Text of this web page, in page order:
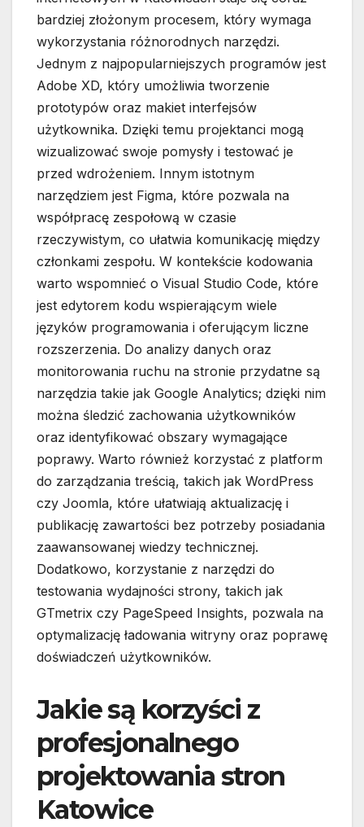
bardziej złożonym procesem, który wymaga
wykorzystania różnorodnych narzędzi.
Jednym z najpopularniejszych programów jest
Adobe XD, który umożliwia tworzenie
prototypów oraz makiet interfejsów
użytkownika. Dzięki temu projektanci mogą
wizualizować swoje pomysły i testować je
przed wdrożeniem. Innym istotnym
narzędziem jest Figma, które pozwala na
współpracę zespołową w czasie
rzeczywistym, co ułatwia komunikację między
członkami zespołu. W kontekście kodowania
warto wspomnieć o Visual Studio Code, które
jest edytorem kodu wspierającym wiele
języków programowania i oferującym liczne
rozszerzenia. Do analizy danych oraz
monitorowania ruchu na stronie przydatne są
narzędzia takie jak Google Analytics; dzięki nim
można śledzić zachowania użytkowników
oraz identyfikować obszary wymagające
poprawy. Warto również korzystać z platform
do zarządzania treścią, takich jak WordPress
czy Joomla, które ułatwiają aktualizację i
publikację zawartości bez potrzeby posiadania
zaawansowanej wiedzy technicznej.
Dodatkowo, korzystanie z narzędzi do
testowania wydajności strony, takich jak
GTmetrix czy PageSpeed Insights, pozwala na
optymalizację ładowania witryny oraz poprawę
doświadczeń użytkowników.
Jakie są korzyści z
profesjonalnego
projektowania stron
Katowice